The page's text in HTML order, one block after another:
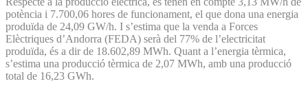
potència i 7.700,06 hores de funcionament, el que dona una energia
produïda de 24,09 GW/h. I s’estima que la venda a Forces
Elèctriques d’Andorra (FEDA) serà del 77% de l’electricitat
produïda, és a dir de 18.602,89 MWh. Quant a l’energia tèrmica,
s’estima una producció tèrmica de 2,07 MWh, amb una producció
total de 16,23 GWh.